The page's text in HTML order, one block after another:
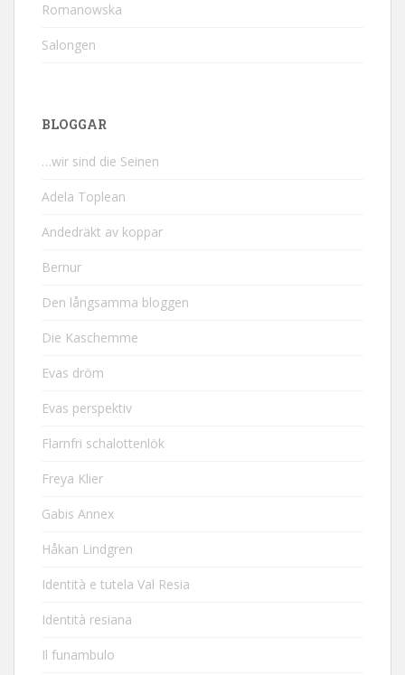
Romanowska
Salongen
BLOGGAR
…wir sind die Seinen
Adela Toplean
Andedräkt av koppar
Bernur
Den långsamma bloggen
Die Kaschemme
Evas dröm
Evas perspektiv
Flarnfri schalottenlök
Freya Klier
Gabis Annex
Håkan Lindgren
Identità e tutela Val Resia
Identità resiana
Il funambulo